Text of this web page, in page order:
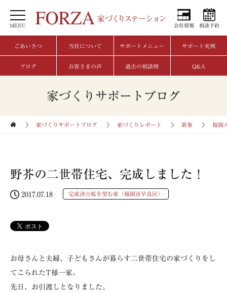
会社情報 相談予約
MENU
ごあいさつ 当社について サポートメニュー サポート実例
ブログ お客さまの声 過去の相談例 Q&A
家づくりサポートブログ
家づくりサポートブログ 家づくりレポート 新築 福岡
野芥の二世帯住宅、完成しました！
2017.07.18 完成済☆桜を望む家（福岡市早良区）
お母さんと夫婦、子どもさんが暮らす二世帯住宅の家づくりをし
てこられたT様一家。
先日、お引渡しとなりました。